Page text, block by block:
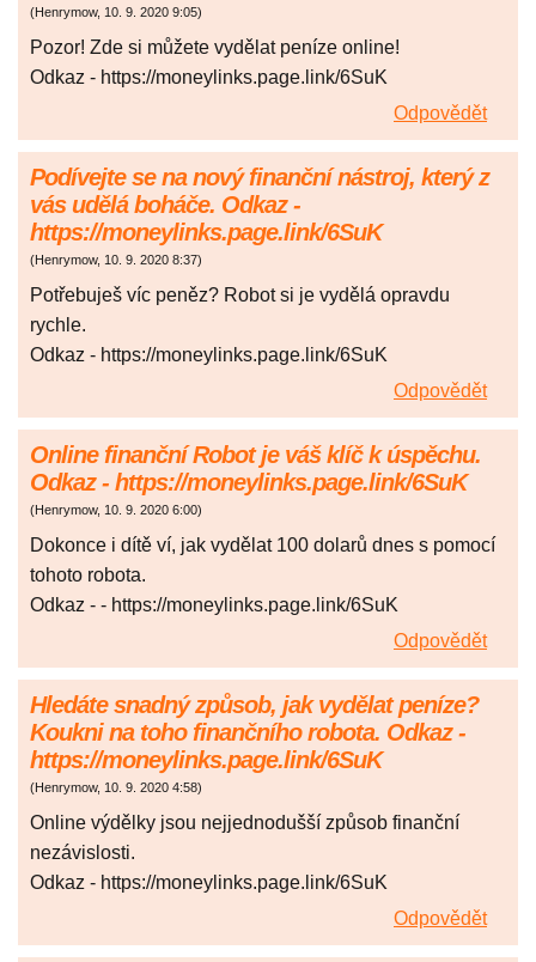
(Henrymow, 10. 9. 2020 9:05)
Pozor! Zde si můžete vydělat peníze online!
Odkaz - https://moneylinks.page.link/6SuK
Odpovědět
Podívejte se na nový finanční nástroj, který z
vás udělá boháče. Odkaz -
https://moneylinks.page.link/6SuK
(Henrymow, 10. 9. 2020 8:37)
Potřebuješ víc peněz? Robot si je vydělá opravdu
rychle.
Odkaz - https://moneylinks.page.link/6SuK
Odpovědět
Online finanční Robot je váš klíč k úspěchu.
Odkaz - https://moneylinks.page.link/6SuK
(Henrymow, 10. 9. 2020 6:00)
Dokonce i dítě ví, jak vydělat 100 dolarů dnes s pomocí
tohoto robota.
Odkaz - - https://moneylinks.page.link/6SuK
Odpovědět
Hledáte snadný způsob, jak vydělat peníze?
Koukni na toho finančního robota. Odkaz -
https://moneylinks.page.link/6SuK
(Henrymow, 10. 9. 2020 4:58)
Online výdělky jsou nejjednodušší způsob finanční
nezávislosti.
Odkaz - https://moneylinks.page.link/6SuK
Odpovědět